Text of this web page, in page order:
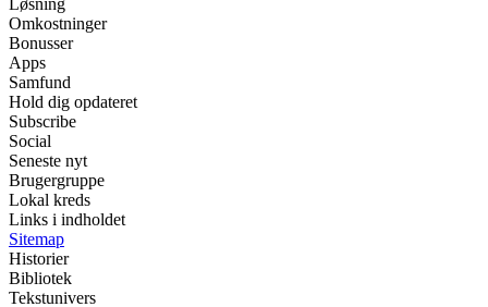
Omkostninger
Bonusser
Apps
Samfund
Hold dig opdateret
Subscribe
Social
Seneste nyt
Brugergruppe
Lokal kreds
Links i indholdet
Sitemap
Historier
Bibliotek
Tekstunivers